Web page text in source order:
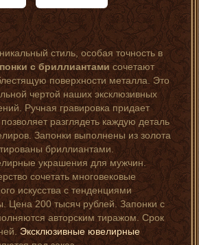
стиль, особая точность в
с бриллиантамисочетают
поверхности металла. Это
чертой наших эксклюзивных
Ручная гравировка придает
разглядеть каждую деталь
Запонки выполнены из золота
бриллиантами.
украшения для мужчин.
сочетать многовековые
искусства с тенденциями
Цена 200 тысяч рублей. Запонки с
авторским тиражом. Срок
Эксклюзивные ювелирные